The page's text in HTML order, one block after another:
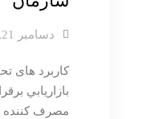
دسامبر 21, 2022
کاربرد های
بازاريابي
مصرف كننده